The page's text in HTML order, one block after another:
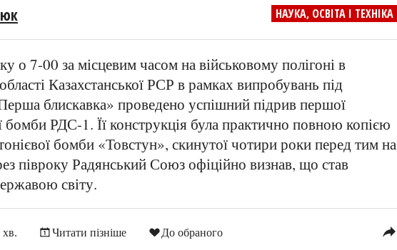
НАУКА, ОСВІТА І ТЕХНІКА
о 7-00 за місцевим часом на військовому полігоні в
Казахстанської РСР в рамках випробувань під
блискавка» проведено успішний підрив першої
бомби РДС-1. Її конструкція була практично повною копією
бомби «Товстун», скинутої чотири роки перед тим на
півроку Радянський Союз офіційно визнав, що став
світу.
хв. Читати пізніше До обраного reply